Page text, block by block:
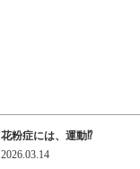
花粉症には、運動⁉
2026.03.14